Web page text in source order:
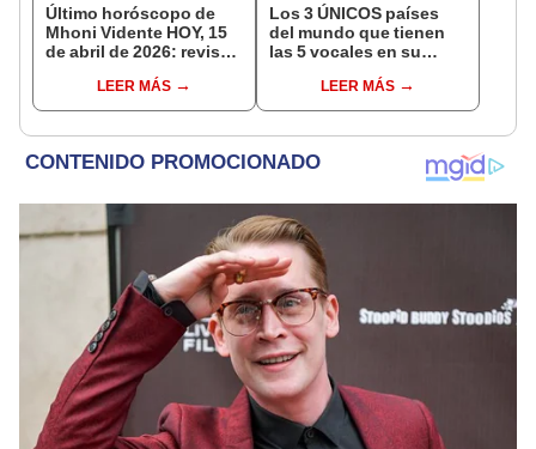
Último horóscopo de
Mhoni Vidente HOY, 15
de abril de 2026: revisa
signo y entérate si te
espera un día
LEER MÁS
Los 3 ÚNICOS países
del mundo que tienen
las 5 vocales en su
con unoLEER MÁS